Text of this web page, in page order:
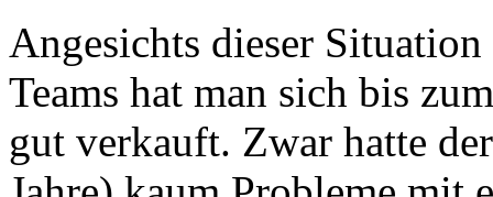
Angesichts dieser
Teams hat man sich bis
gut verkauft. Zwar hatte